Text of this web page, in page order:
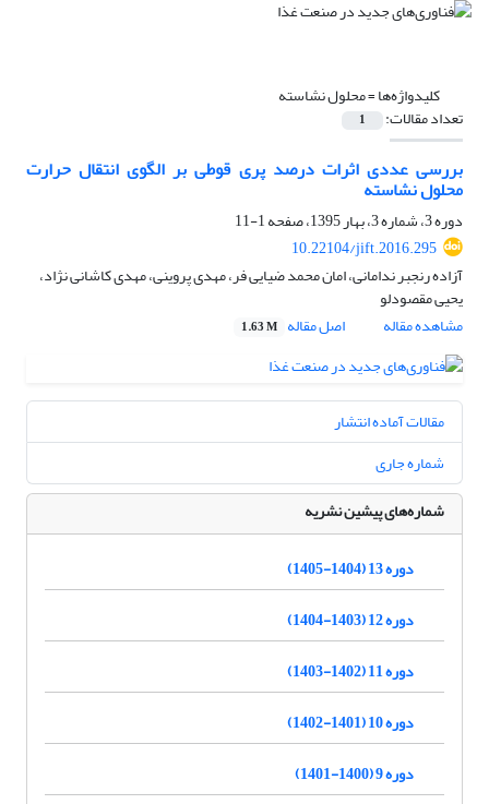
کلیدواژه‌ها =محلول نشاسته
تعداد مقالات: 1
بررسی عددی اثرات درصد پری قوطی بر الگوی انتقال حرارت
محلول نشاسته
دوره 3، شماره 3، بهار 1395، صفحه
1-11
10.22104/jift.2016.295
آزاده رنجبر ندامانی، امان محمد ضیایی فر، مهدی پروینی، مهدی کاشانی نژاد،
یحیی مقصودلو
مشاهده مقاله
اصل مقاله 1.63 M
مقالات آماده انتشار
شماره جاری
شماره‌های پیشین نشریه
دوره 13 (1404-1405)
دوره 12 (1403-1404)
دوره 11 (1402-1403)
دوره 10 (1401-1402)
دوره 9 (1400-1401)